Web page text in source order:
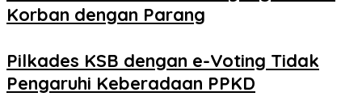
Korban dengan Parang
Pilkades KSB dengan e-Voting Tidak
Pengaruhi Keberadaan PPKD